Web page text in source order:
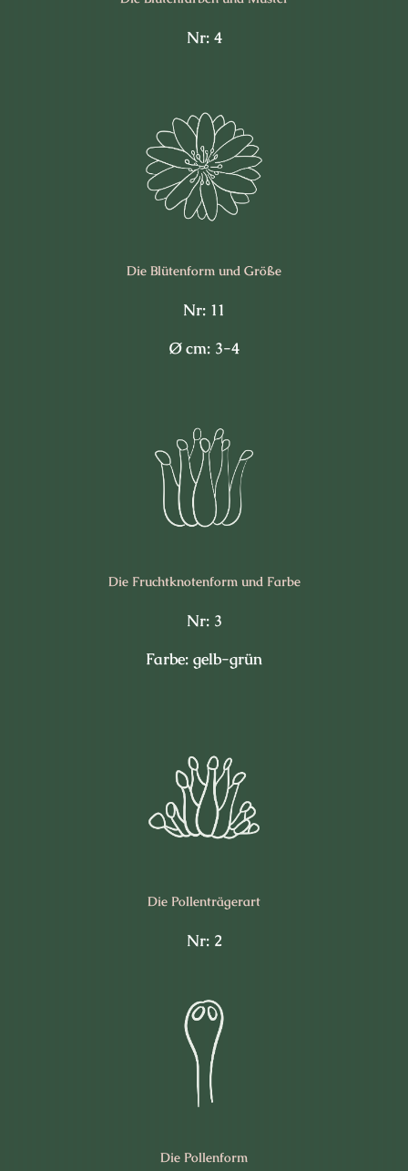
Nr: 4
Die Blüten­form und Größe
Nr: 11
Ø cm: 3-4
Die Frucht­knotenform und Farbe
Nr: 3
Farbe: gelb-grün
Die Pollen­trägerart
Nr: 2
Die Pollen­form